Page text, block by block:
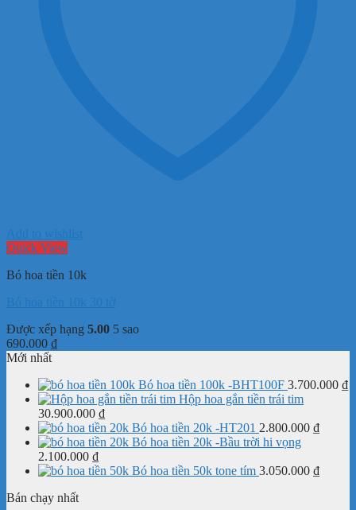
Quick View
Bó hoa tiền 10k
Được xếp hạng 5.00 5 sao
690.000 ₫
Mới nhất
Bó hoa tiền 100k -BHT100F 3.700.000 ₫
Hộp hoa gắn tiền trái tim
30.900.000 ₫
Bó hoa tiền 20k -HT201 2.800.000 ₫
Bó hoa tiền 20k -Bầu trời hi vọng
2.100.000 ₫
Bó hoa tiền 50k tone tím 3.050.000 ₫
Bán chạy nhất